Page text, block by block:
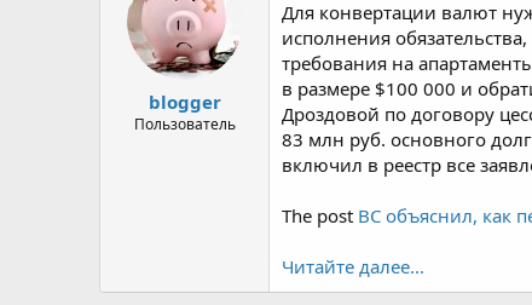
н
а
ч
а
л
а
blogger
Пользователь
Для конвертации валют
исполнения
требования на
в размере $100 000 и
Дроздовой по договору
83 млн руб. основного
включил в реестр все
The post ВС объяснил, как
Читайте далее...